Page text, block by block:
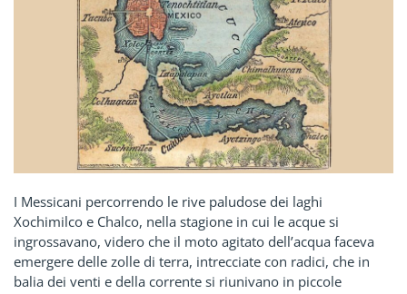
I Messicani percorrendo le rive paludose dei laghi
Xochimilco e Chalco, nella stagione in cui le acque si
ingrossavano, videro che il moto agitato dell’acqua faceva
emergere delle zolle di terra, intrecciate con radici, che in
balia dei venti e della corrente si riunivano in piccole